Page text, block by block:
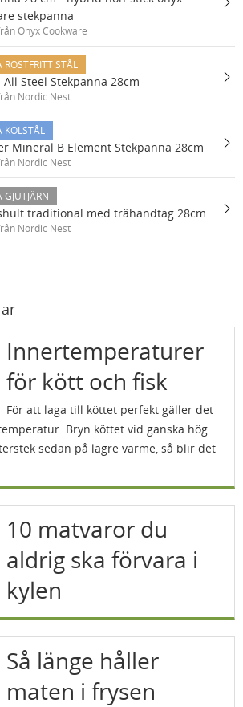
stekpanna
Onyx Cookware
ROSTFRITT STÅL
All Steel Stekpanna 28cm
Nordic Nest
KOLSTÅL
Mineral B Element Stekpanna 28cm
Nordic Nest
GJUTJÄRN
traditional med trähandtag 28cm
Nordic Nest
Innertemperaturer
för kött och fisk
För att laga till köttet perfekt gäller det
Bryn köttet vid ganska hög
sedan på lägre värme, så blir det
10 matvaror du
aldrig ska förvara i
kylen
Så länge håller
maten i frysen